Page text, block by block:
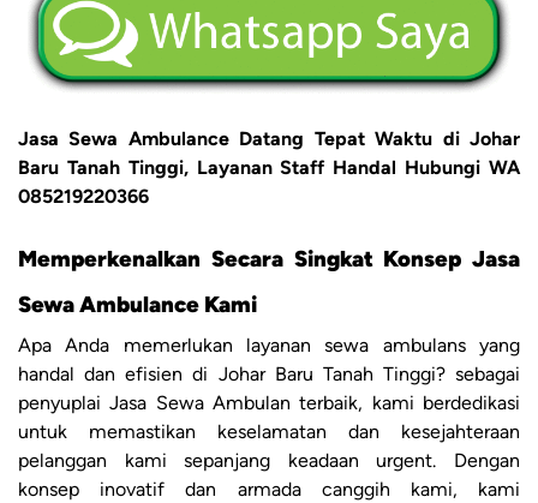
Jasa Sewa Ambulance Datang Tepat Waktu di Johar
Baru Tanah Tinggi, Layanan Staff Handal Hubungi WA
085219220366
Memperkenalkan Secara Singkat Konsep Jasa
Sewa Ambulance Kami
Apa Anda memerlukan layanan sewa ambulans yang
handal dan efisien di Johar Baru Tanah Tinggi? sebagai
penyuplai Jasa Sewa Ambulan terbaik, kami berdedikasi
untuk memastikan keselamatan dan kesejahteraan
pelanggan kami sepanjang keadaan urgent. Dengan
konsep inovatif dan armada canggih kami, kami